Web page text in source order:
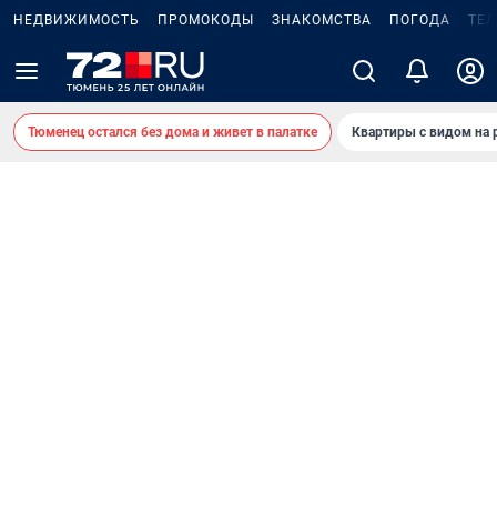
НЕДВИЖИМОСТЬ ПРОМОКОДЫ ЗНАКОМСТВА ПОГОДА
Тюменец остался без дома и живет в палатке Квартиры с видом на